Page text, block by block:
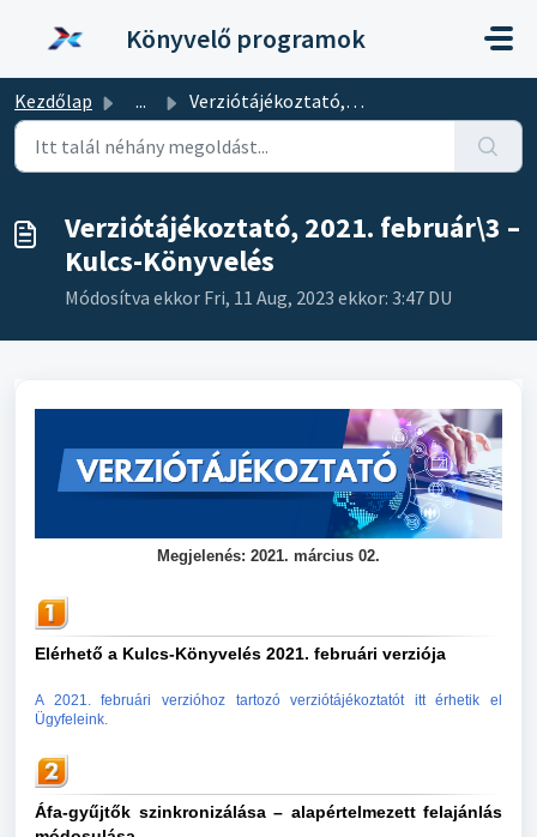
Könyvelő programok
Kezdőlap ... Verziótájékoztató, 2021. február3 – Kulcs-Könyvelés
Verziótájékoztató, 2021. február\3 –
Kulcs-Könyvelés
Módosítva ekkor Fri, 11 Aug, 2023 ekkor: 3:47 DU
Megjelenés: 2021. március 02.
Elérhető a Kulcs-Könyvelés 2021. februári verziója
A 2021. februári verzióhoz tartozó verziótájékoztatót itt érhetik el
Ügyfeleink.
Áfa-gyűjtők szinkronizálása – alapértelmezett felajánlás